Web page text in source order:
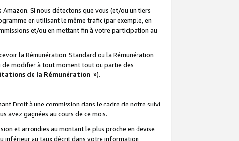
Si nous détectons que vous (et/ou un tiers
en utilisant le même trafic (par exemple, en
et/ou en mettant fin à votre participation au
la Rémunération Standard ou la Rémunération
modifier à tout moment tout ou partie des
de la Rémunération »).
Droit à une commission dans le cadre de notre suivi
avez gagnées au cours de ce mois.
et arrondies au montant le plus proche en devise
inférieur au taux décrit dans votre information